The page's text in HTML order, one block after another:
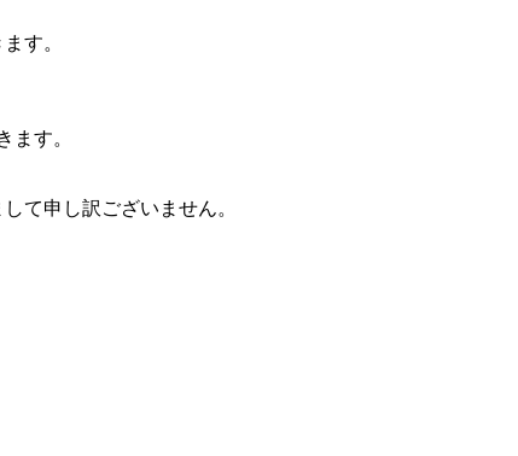
す。
ます。
て申し訳ございません。